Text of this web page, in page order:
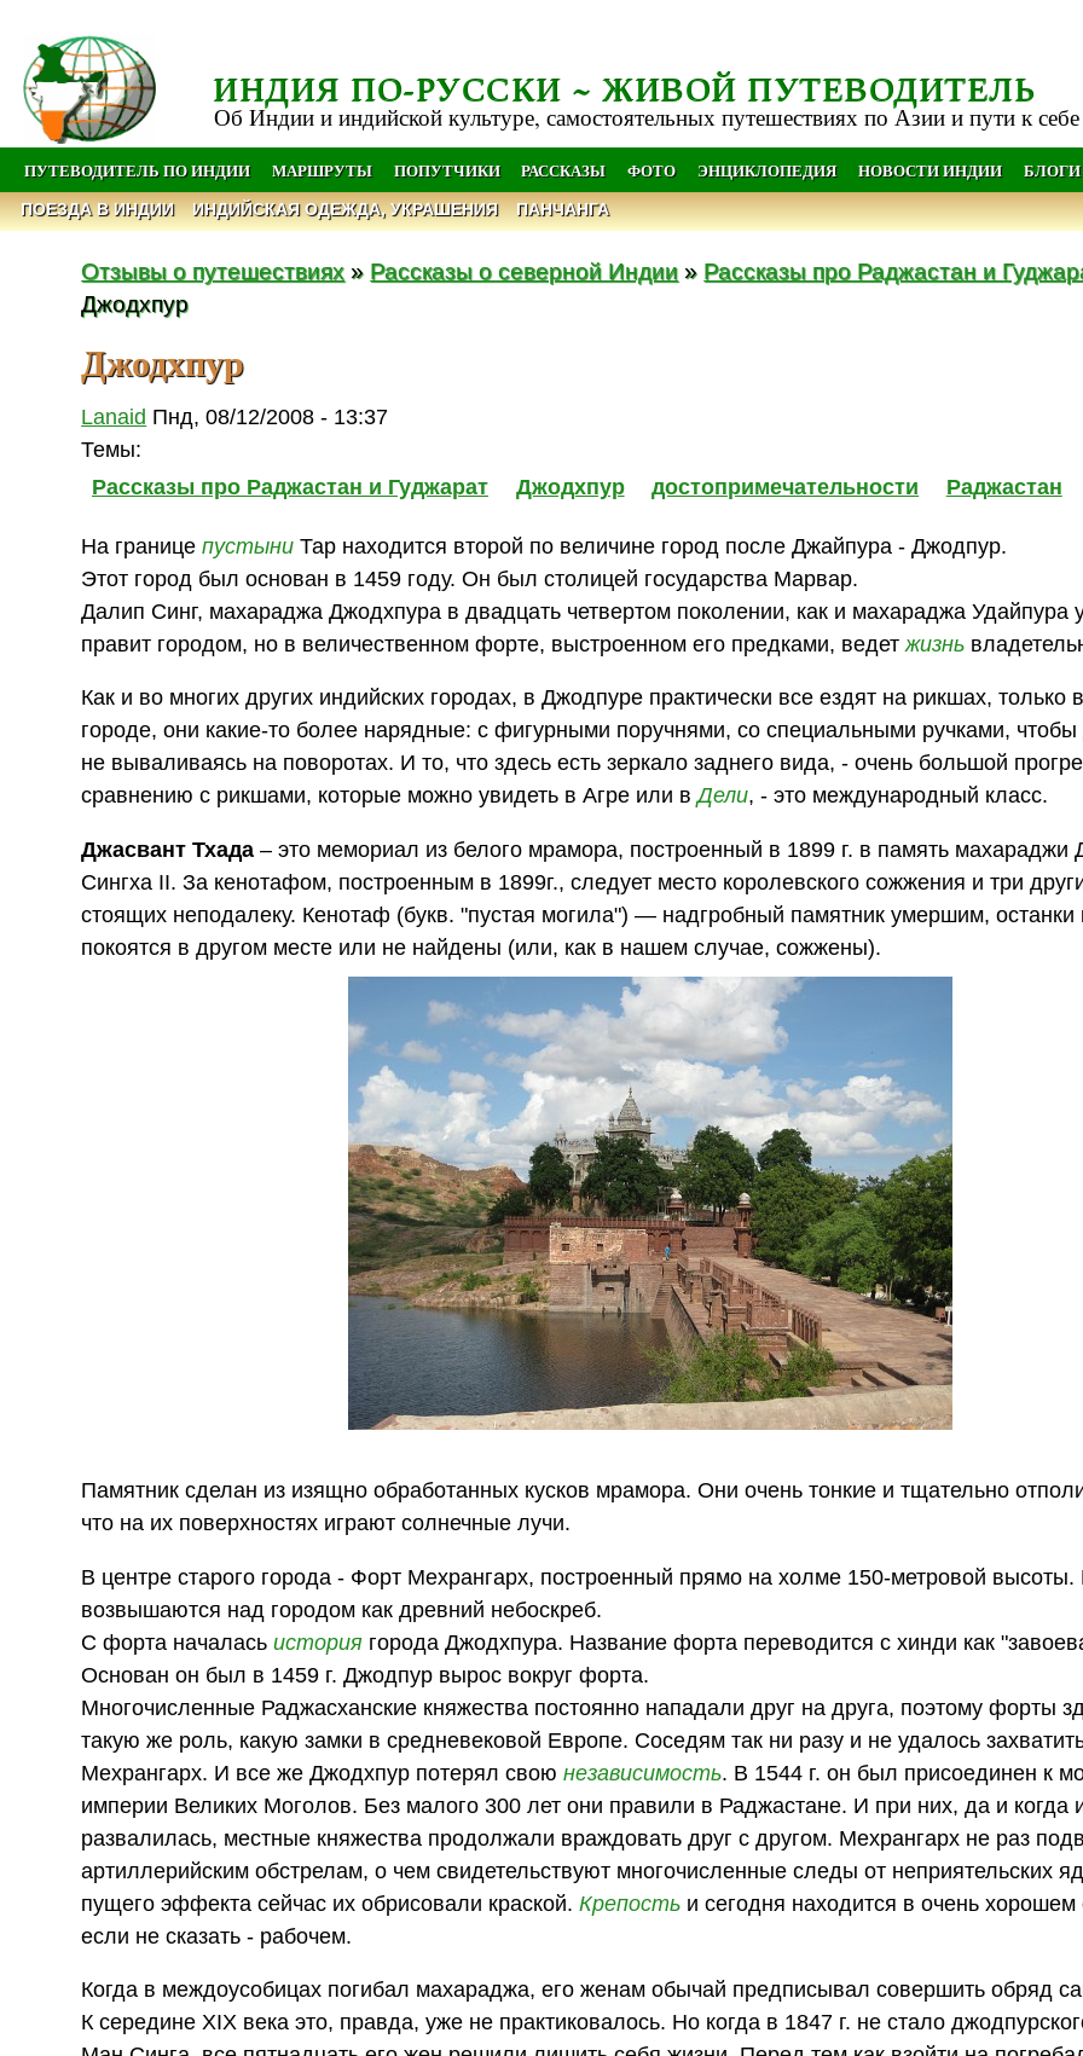
ИНДИЯ ПО-РУССКИ ~ ЖИВОЙ ПУТЕВОДИТЕЛЬ
Об Индии и индийской культуре, самостоятельных путешествиях по Азии и пути к себе
ПУТЕВОДИТЕЛЬ ПО ИНДИИ МАРШРУТЫ ПОПУТЧИКИ РАССКАЗЫ ФОТО ЭНЦИКЛОПЕДИЯ НОВОСТИ ИНДИИ БЛОГИ
ПОЕЗДА В ИНДИИ ИНДИЙСКАЯ ОДЕЖДА, УКРАШЕНИЯ ПАНЧАНГА
Отзывы о путешествиях » Рассказы о северной Индии » Рассказы про Раджастан и
Джодхпур
Джодхпур
Lanaid Пнд, 08/12/2008 - 13:37
Темы:
Рассказы про Раджастан и Гуджарат
Джодхпур достопримечательности Раджастан
На границепустыни Тар находится второй по величине город после Джайпура - Джодпур.
Этот город был основан в 1459 году. Он был столицей государства Марвар.
Далип Синг, махараджа Джодхпура в двадцать четвертом поколении, как и махараджа Удайпура
правит городом, но в величественном форте, выстроенном его предками, ведетжизнь
Как и во многих других индийских городах, в Джодпуре практически все ездят на рикшах, только
городе, они какие-то более нарядные: с фигурными поручнями, со специальными ручками, чтобы
не вываливаясь на поворотах. И то, что здесь есть зеркало заднего вида, - очень большой
сравнению с рикшами, которые можно увидеть в Агре или вДели, - это международный класс.
Джасвант Тхада – это мемориал из белого мрамора, построенный в 1899 г. в память махараджи
Сингха II. За кенотафом, построенным в 1899г., следует место королевского сожжения и три
стоящих неподалеку. Кенотаф (букв. "пустая могила") — надгробный памятник умершим, останки
покоятся в другом месте или не найдены (или, как в нашем случае, сожжены).
Памятник сделан из изящно обработанных кусков мрамора. Они очень тонкие и тщательно
что на их поверхностях играют солнечные лучи.
В центре старого города - Форт Мехрангарх, построенный прямо на холме 150-метровой
возвышаются над городом как древний небоскреб.
С форта началасьистория города Джодхпура. Название форта переводится с хинди как
Основан он был в 1459 г. Джодпур вырос вокруг форта.
Многочисленные Раджасханские княжества постоянно нападали друг на друга, поэтому форты
такую же роль, какую замки в средневековой Европе. Соседям так ни разу и не удалось
Мехрангарх. И все же Джодхпур потерял своюнезависимость. В 1544 г. он был присоединен к
империи Великих Моголов. Без малого 300 лет они правили в Раджастане. И при них, да и когда
развалилась, местные княжества продолжали враждовать друг с другом. Мехрангарх не раз
артиллерийским обстрелам, о чем свидетельствуют многочисленные следы от неприятельских
пущего эффекта сейчас их обрисовали краской.Крепость и сегодня находится в очень хорошем
если не сказать - рабочем.
Когда в междоусобицах погибал махараджа, его женам обычай предписывал совершить обряд
К середине XIX века это, правда, уже не практиковалось. Но когда в 1847 г. не стало